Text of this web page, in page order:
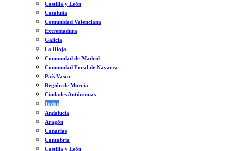
Castilla y León
Cataluña
Comunidad Valenciana
Extremadura
Galicia
La Rioja
Comunidad de Madrid
Comunidad Foral de Navarra
País Vasco
Región de Murcia
Ciudades Autónomas
Todos
Andalucía
Aragón
Canarias
Cantabria
Castilla y León